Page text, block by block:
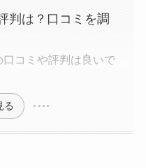
判は？口コミを調
口コミや評判は良いで
る